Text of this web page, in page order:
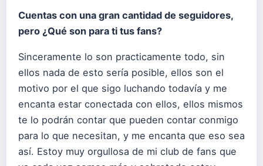
Cuentas con una gran cantidad de seguidores,
pero ¿Qué son para ti tus fans?
Sinceramente lo son practicamente todo, sin
ellos nada de esto sería posible, ellos son el
motivo por el que sigo luchando todavía y me
encanta estar conectada con ellos, ellos mismos
te lo podrán contar que pueden contar conmigo
para lo que necesitan, y me encanta que eso sea
así. Estoy muy orgullosa de mi club de fans que